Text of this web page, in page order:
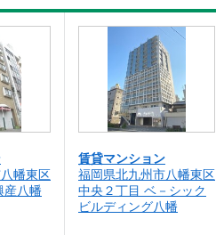
幡東区
産八幡
賃貸マンション
福岡県北九州市八幡東区
中央２丁目 ベ－シック
ビルディング八幡